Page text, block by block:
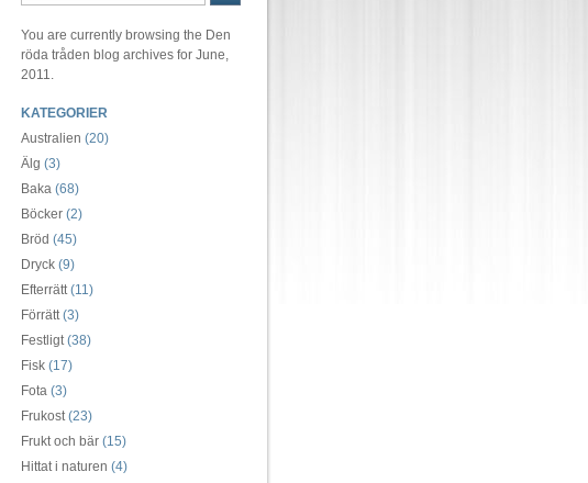
You are currently browsing the Den
röda tråden blog archives for June,
2011.
KATEGORIER
Australien (20)
Älg (3)
Baka (68)
Böcker (2)
Bröd (45)
Dryck (9)
Efterrätt(11)
Förrätt(3)
Festligt(38)
Fisk (17)
Fota (3)
Frukost(23)
Frukt och bär (15)
Hittat i naturen (4)